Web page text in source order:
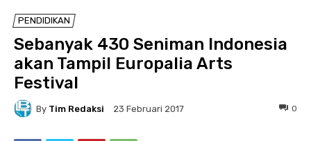
PENDIDIKAN
Sebanyak 430 Seniman Indonesia
akan Tampil Europalia Arts
Festival
By Tim Redaksi 23 Februari 2017 0